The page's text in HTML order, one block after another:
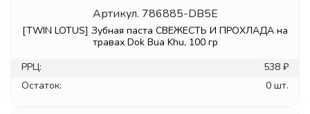
Артикул. 786885-DB5E
[TWIN LOTUS] Зубная паста СВЕЖЕСТЬ И ПРОХЛАДА на
травах Dok Bua Khu, 100 гр
РРЦ:
538 ₽
Остаток:
0 шт.